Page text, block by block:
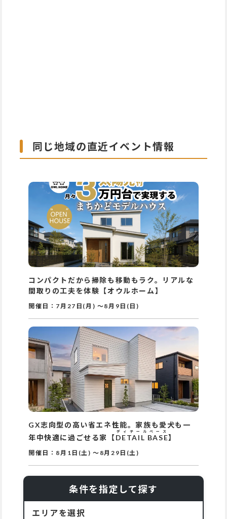
同じ地域の直近イベント情報
コンパクトだから掃除も移動もラク。リアルな
間取りの工夫を体験【オウルホーム】
開催日： 7月27日(月) ～8月9日(日)
GX志向型の高い省エネ性能。家族も愛犬も一
年中快適に過ごせる家【DETAIL BASE
ディテールベース
】
開催日： 8月1日(土) ～ 8月29日(土)
条件を指定して探す
エリアを選択